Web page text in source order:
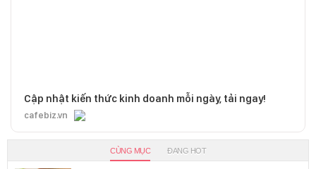
Cập nhật kiến thức kinh doanh mỗi ngày, tải ngay!
cafebiz.vn
CÙNG MỤC ĐANG HOT